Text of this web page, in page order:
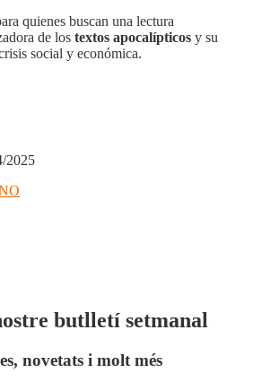
quienes buscan una lectura
de los textos apocalípticos y su
social y económica.
2025
butlletí setmanal
novetats i molt més